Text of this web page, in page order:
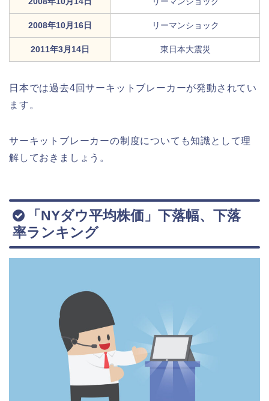
2008年10月16日 リーマンショック
2011年3月14日 東日本大震災
日本では過去4回サーキットブレーカーが発動されてい
ます。
サーキットブレーカーの制度についても知識として理
解しておきましょう。
「NYダウ平均株価」下落幅、下落
率ランキング